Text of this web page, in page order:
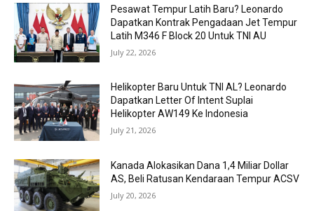
Pesawat Tempur Latih Baru? Leonardo
Dapatkan Kontrak Pengadaan Jet Tempur
Latih M346 F Block 20 Untuk TNI AU
July 22, 2026
Helikopter Baru Untuk TNI AL? Leonardo
Dapatkan Letter Of Intent Suplai
Helikopter AW149 Ke Indonesia
July 21, 2026
Kanada Alokasikan Dana 1,4 Miliar Dollar
AS, Beli Ratusan Kendaraan Tempur ACSV
July 20, 2026